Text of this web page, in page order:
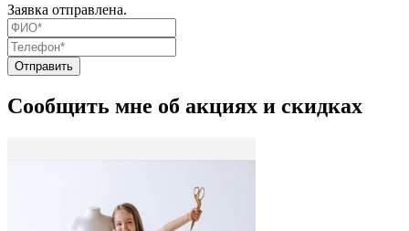
Заявка отправлена.
Сообщить мне об акциях и скидках